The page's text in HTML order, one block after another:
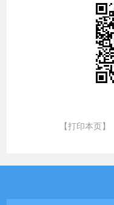
【打印本页】